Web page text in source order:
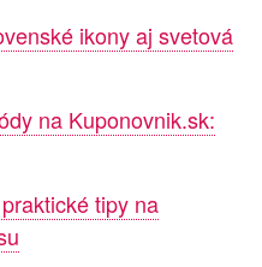
ikony aj svetová
na Kuponovnik.sk:
tipy na